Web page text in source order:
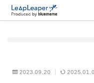
2023.09.20